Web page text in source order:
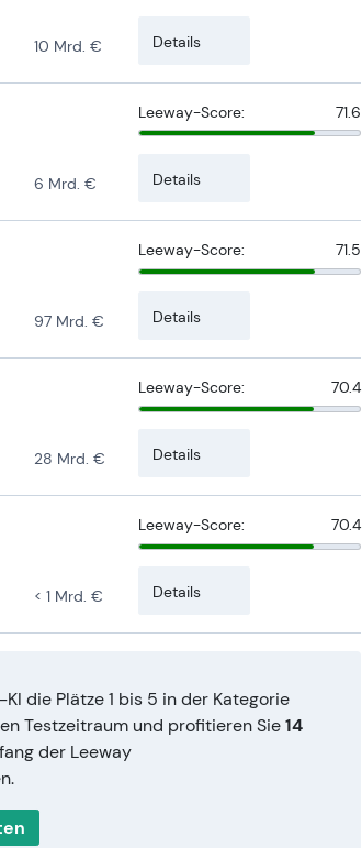
10 Mrd. € Details
Leeway-Score: 71.6
6 Mrd. € Details
Leeway-Score: 71.5
97 Mrd. € Details
Leeway-Score: 70.4
28 Mrd. € Details
Leeway-Score: 70.4
< 1 Mrd. € Details
die Plätze 1 bis 5 in der Kategorie
Testzeitraum und profitieren Sie14
der Leeway